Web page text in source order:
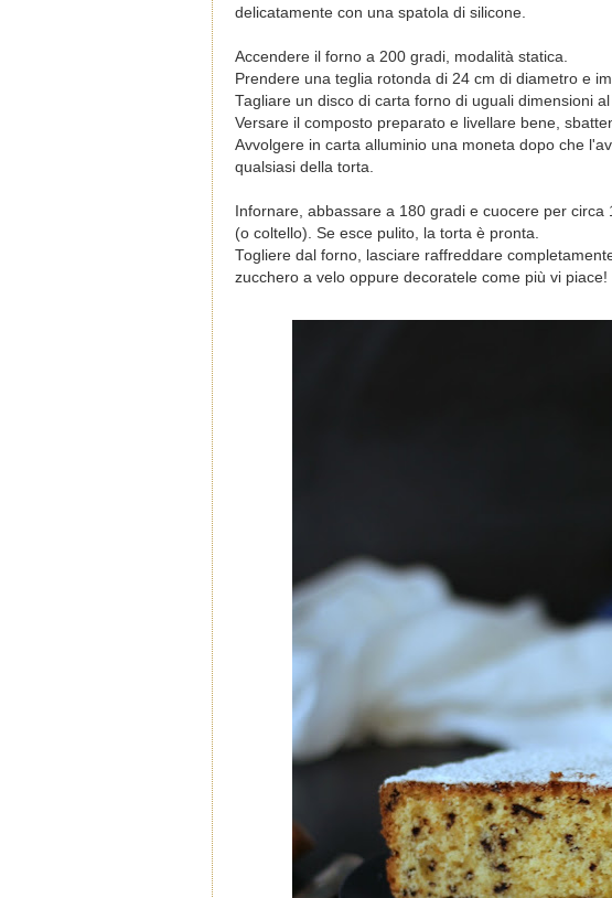
delicatamente con una spatola di silicone.
Accendere il forno a 200 gradi, modalità statica.
Prendere una teglia rotonda di 24 cm di diametro e
Tagliare un disco di carta forno di uguali dimensioni
Versare il composto preparato e livellare bene,
Avvolgere in carta alluminio una moneta dopo che
qualsiasi della torta.
Infornare, abbassare a 180 gradi e cuocere per
(o coltello). Se esce pulito, la torta è pronta.
Togliere dal forno, lasciare raffreddare
zucchero a velo oppure decoratele come più vi piace!